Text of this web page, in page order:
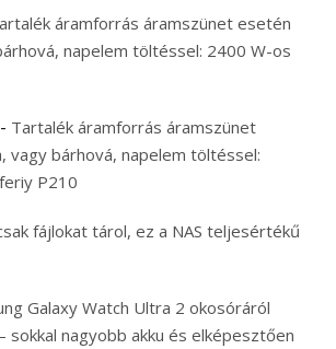
áramforrás áramszünet esetén
napelem töltéssel: 2400 W-os
- Tartalék áramforrás áramszünet
vagy bárhová, napelem töltéssel:
P210
fájlokat tárol, ez a NAS teljesértékű
Galaxy Watch Ultra 2 okosóráról
sokkal nagyobb akku és elképesztően